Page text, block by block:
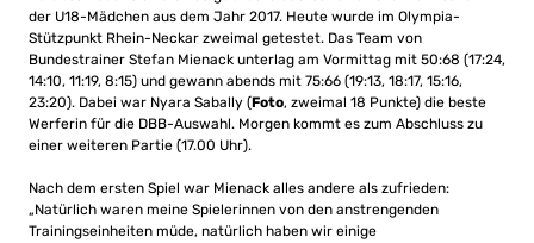
der U18-Mädchen aus dem Jahr 2017. Heute wurde im Olympia-
Stützpunkt Rhein-Neckar zweimal getestet. Das Team von
Bundestrainer Stefan Mienack unterlag am Vormittag mit 50:68 (17:24,
14:10, 11:19, 8:15) und gewann abends mit 75:66 (19:13, 18:17, 15:16,
23:20). Dabei war Nyara Sabally (Foto, zweimal 18 Punkte) die beste
Werferin für die DBB-Auswahl. Morgen kommt es zum Abschluss zu
einer weiteren Partie (17.00 Uhr).
Nach dem ersten Spiel war Mienack alles andere als zufrieden:
„Natürlich waren meine Spielerinnen von den anstrengenden
Trainingseinheiten müde, natürlich haben wir einige